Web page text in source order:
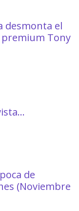
desmonta el
Tony
de
(Noviembre